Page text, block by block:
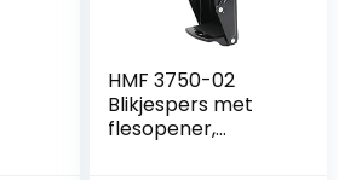
HMF 3750-02
Blikjespers met
flesopener,